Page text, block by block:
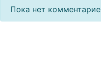
Пока нет